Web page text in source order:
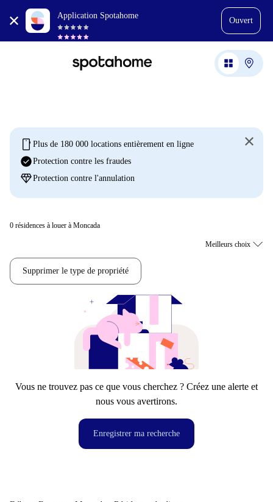
Application Spotahome
Ouvert
mobile Plus de 180 000 locations entièrement en ligne
check_circleProtection contre les fraudes
diamondProtection contre l'annulation
0 résidences à louer à Moncada
Supprimer le type de propriété
Vous ne trouvez pas ce que vous cherchez ? Créez une alerte et
nous vous avertirons.
Enregistrer ma recherche